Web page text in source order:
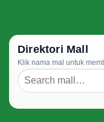
Direktori Mall
Klik nama mal untuk